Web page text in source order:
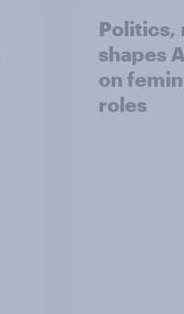
Politics,
shapes
on
roles